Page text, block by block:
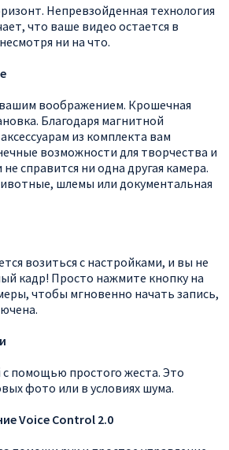
Непревзойденная технология
что ваше видео остается в
ни на что.
воображением. Крошечная
Благодаря магнитной
из комплекта вам
возможности для творчества и
справится ни одна другая камера.
шлемы или документальная
возиться с настройками, и вы не
кадр! Просто нажмите кнопку на
чтобы мгновенно начать запись,
помощью простого жеста. Это
фото или в условиях шума.
Voice Control 2.0